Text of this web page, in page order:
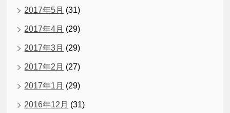
2017年5月 (31)
2017年4月 (29)
2017年3月 (29)
2017年2月 (27)
2017年1月 (29)
2016年12月 (31)